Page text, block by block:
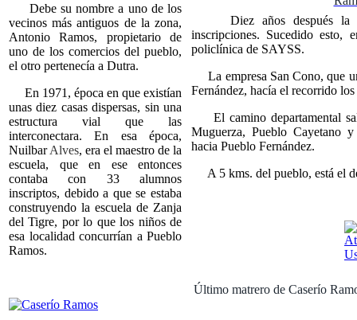
Debe su nombre a uno de los
vecinos más antiguos de la zona,
Antonio Ramos, propietario de
uno de los comercios del pueblo,
el otro pertenecía a Dutra.
En 1971, época en que existían
unas diez casas dispersas, sin una
estructura vial que las
interconectara. En esa época,
NuilbarAlves, era el maestro de la
escuela, que en ese entonces
contaba con 33 alumnos
inscriptos, debido a que se estaba
construyendo la escuela de Zanja
del Tigre, por lo que los niños de
esa localidad concurrían a Pueblo
Ramos.
Diez años después la
inscripciones. Sucedido
policlínica de SAYSS.
La empresa San Cono, que
Fernández, hacía el recorrido
El camino departamental
Muguerza, Pueblo Cayetano
hacia Pueblo Fernández.
A 5 kms. del pueblo, está el
Último matrero de Caserío